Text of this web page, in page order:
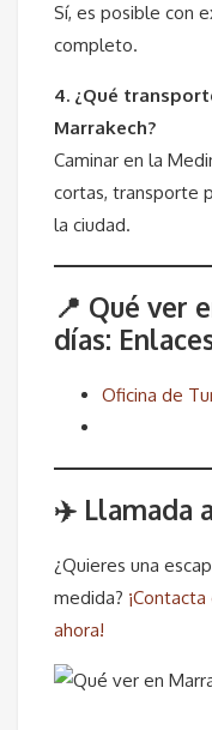
Sí, es posible con
completo.
4. ¿Qué
Marrakech?
Caminar en la
cortas, transporte
la ciudad.
📍 Qué ver
días:
Oficina de
✈️ Llamada
¿Quieres una
medida?
ahora!